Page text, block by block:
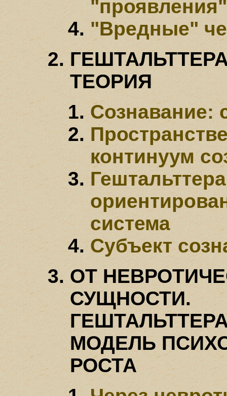
"Вредные"
ТЕОРИЯ
Сознавание:
континуум
система
Субъект
ОТ
СУЩНОСТИ.
МОДЕЛЬ
РОСТА